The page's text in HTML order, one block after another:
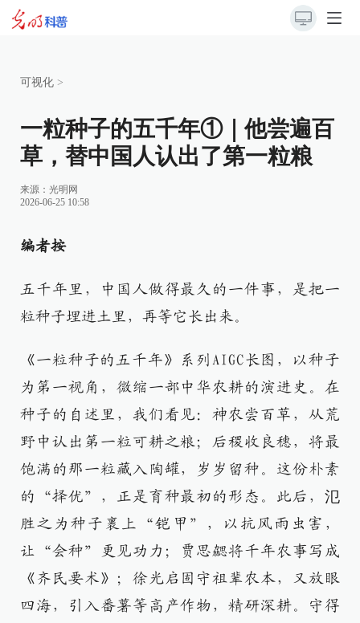
可视化 >
一粒种子的五千年①｜他尝遍百
草，替中国人认出了第一粒粮
来源： 光明网
2026-06-25 10:58
编者按
五千年里，中国人做得最久的一件事，是把一
粒种子埋进土里，再等它长出来。
《一粒种子的五千年》系列AIGC长图，以种子
为第一视角，微缩一部中华农耕的演进史。在
种子的自述里，我们看见：神农尝百草，从荒
野中认出第一粒可耕之粮；后稷收良穗，将最
饱满的那一粒藏入陶罐，岁岁留种。这份朴素
的“择优”，正是育种最初的形态。此后，氾
胜之为种子裹上“铠甲”，以抗风雨虫害，
让“会种”更见功力；贾思勰将千年农事写成
《齐民要术》；徐光启固守祖辈农本，又放眼
四海，引入番薯等高产作物，精研深耕。守得